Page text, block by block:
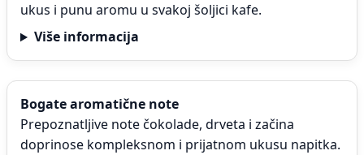
ukus i punu aromu u svakoj šoljici kafe.
Više informacija
Bogate aromatične note
Prepoznatljive note čokolade, drveta i začina
doprinose kompleksnom i prijatnom ukusu napitka.